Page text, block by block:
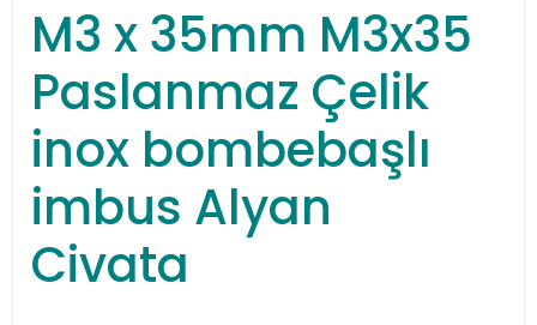
M3 x 35mm M3x35
Paslanmaz Çelik
inox bombebaşlı
imbus Alyan
Civata